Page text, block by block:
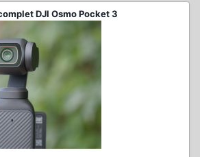
DJI Osmo Pocket 3